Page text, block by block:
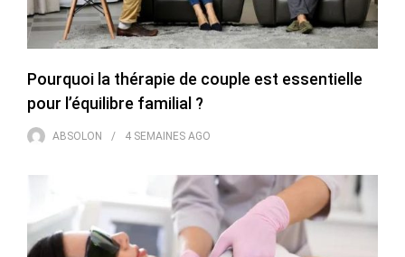
Pourquoi la thérapie de couple est essentielle
pour l’équilibre familial ?
ABSOLON 4 SEMAINES AGO